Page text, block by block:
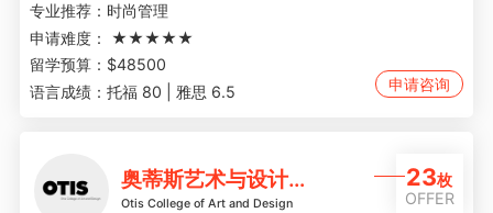
专业推荐： 时尚管理
申请难度：
★★★★★
留学预算： $48500
语言成绩： 托福 80 | 雅思 6.5 申请咨询
奥蒂斯艺术与设计学院
Otis College of Art and Design
23枚
OFFER